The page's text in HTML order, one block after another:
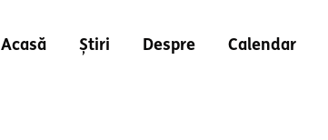
Acasă Știri Despre Calendar